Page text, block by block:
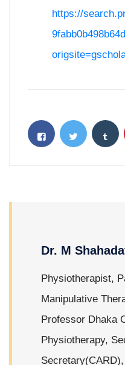
https://
Dr. M
Physiotherapist,
Manipulative
Professor Dhaka
Physiotherapy,